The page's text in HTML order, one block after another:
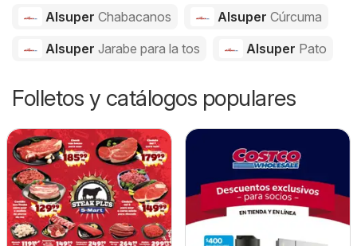
Alsuper Chabacanos Alsuper Cúrcuma
Alsuper Jarabe para la tos Alsuper Pato
Folletos y catálogos populares